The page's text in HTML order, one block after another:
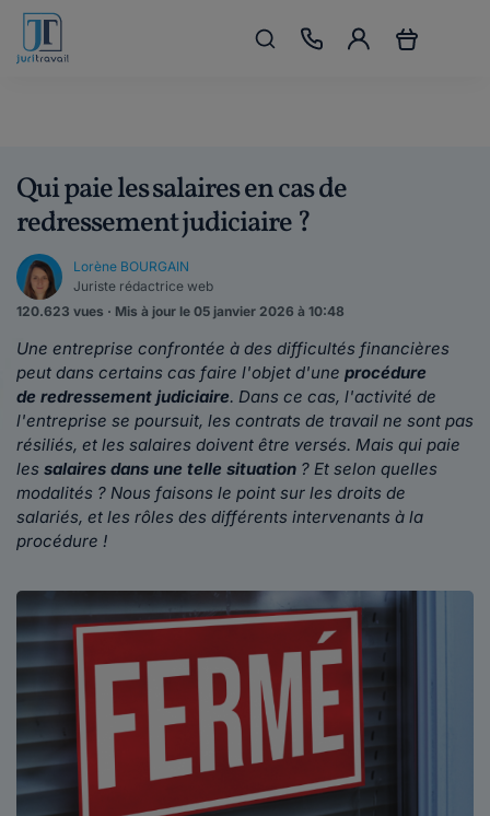
Qui paie les salaires en cas de
redressement judiciaire ?
Lorène BOURGAIN
Juriste rédactrice web
120.623 vues · Mis à jour le 05 janvier 2026 à 10:48
Une entreprise confrontée à des difficultés financières
peut dans certains cas faire l'objet d'une procédure
de redressement judiciaire. Dans ce cas, l'activité de
l'entreprise se poursuit, les contrats de travail ne sont pas
résiliés, et les salaires doivent être versés. Mais qui paie
les salaires dans une telle situation ? Et selon quelles
modalités ? Nous faisons le point sur les droits de
salariés, et les rôles des différents intervenants à la
procédure !